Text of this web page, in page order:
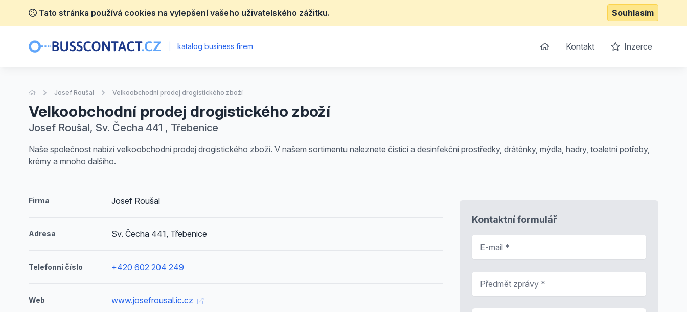
Tato stránka používá cookies na vylepšení vašeho uživatelského zážitku. Souhlasím
katalog business firem Kontakt Inzerce
Úvodní stránka
Josef Roušal Velkoobchodní prodej drogistického zboží
Velkoobchodní prodej drogistického zboží
Josef Roušal, Sv. Čecha 441 , Třebenice
Naše společnost nabízí velkoobchodní prodej drogistického zboží. V našem sortimentu naleznete čistící a desinfekční prostředky, drátěnky, mýdla, hadry, toaletní potřeby,
krémy a mnoho dalšího.
Firma Josef Roušal
Adresa Sv. Čecha 441, Třebenice
Telefonní číslo +420 602 204 249
Web www.josefrousal.ic.cz
Kontaktní formulář